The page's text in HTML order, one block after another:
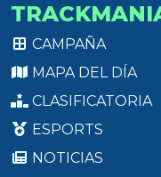
CAMPAÑA
MAPA DEL DÍA
CLASIFICATORIA
ESPORTS
NOTICIAS